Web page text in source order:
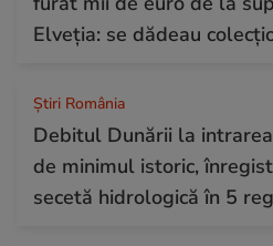
Elveția: se dădeau
Știri România
Debitul Dunării la
de minimul istoric,
secetă hidrologică în 5